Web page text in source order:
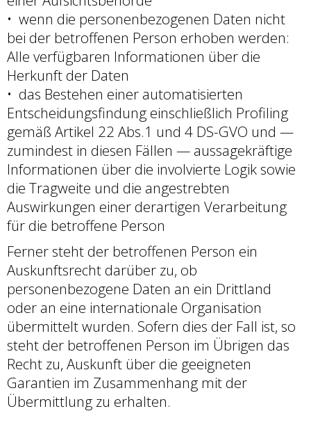
wenn die personenbezogenen Daten nicht
bei der betroffenen Person erhoben werden:
Alle verfügbaren Informationen über die
Herkunft der Daten
das Bestehen einer automatisierten
Entscheidungsfindung einschließlich Profiling
gemäß Artikel 22 Abs.1 und 4 DS-GVO und —
zumindest in diesen Fällen — aussagekräftige
Informationen über die involvierte Logik sowie
die Tragweite und die angestrebten
Auswirkungen einer derartigen Verarbeitung
für die betroffene Person
Ferner steht der betroffenen Person ein
Auskunftsrecht darüber zu, ob
personenbezogene Daten an ein Drittland
oder an eine internationale Organisation
übermittelt wurden. Sofern dies der Fall ist, so
steht der betroffenen Person im Übrigen das
Recht zu, Auskunft über die geeigneten
Garantien im Zusammenhang mit der
Übermittlung zu erhalten.